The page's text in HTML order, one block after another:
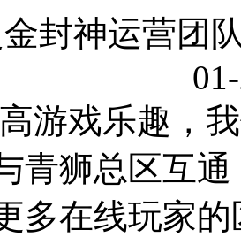
封神运营团
戏乐趣，我
青狮总区互
多在线玩家